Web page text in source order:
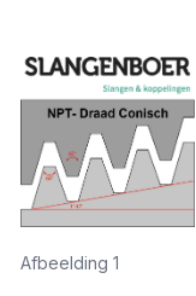
Afbeelding 1